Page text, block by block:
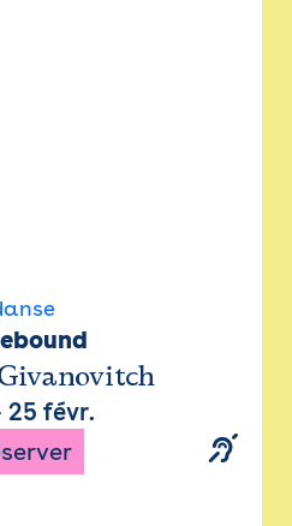
25 févr.